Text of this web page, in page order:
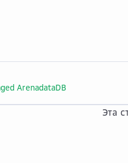
ArenadataDB
Эта